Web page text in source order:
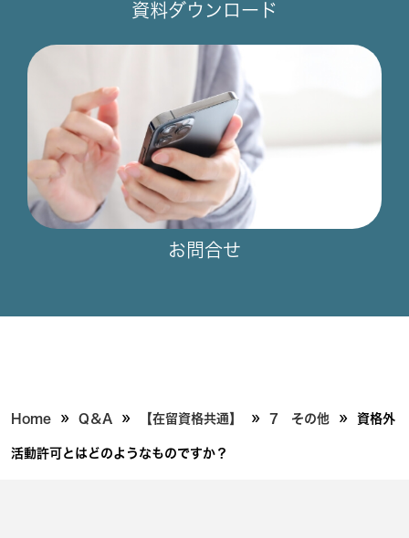
資料ダウンロード
お問合せ
Home » Q＆A » 【在留資格共通】 » 7 その他 » 資格外
活動許可とはどのようなものですか？